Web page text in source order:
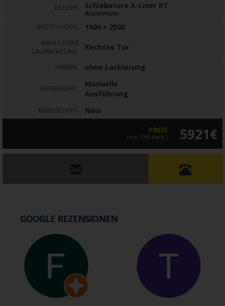
MUSTER: Schiebetore A-Liner RT
Aluminium
BREITE / HÖHE: 1000 × 2500
WÄHLE DEINE
LAUFRICHTUNG:
Rechtes Tor
FARBEN: ohne Lackierung
BETRIEBSART:
Manuelle
Ausführung
BÜRGSCHAFT: Nein
PREIS
(inkl 19% MwSt.) 5921€
GOOGLE REZENSIONEN